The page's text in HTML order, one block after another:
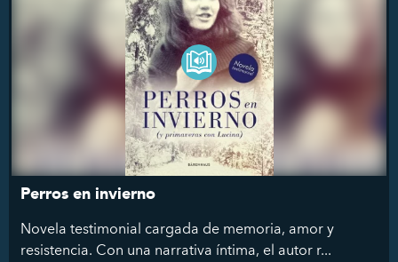
Perros en invierno
Novela testimonial cargada de memoria, amor y
resistencia. Con una narrativa íntima, el autor r...